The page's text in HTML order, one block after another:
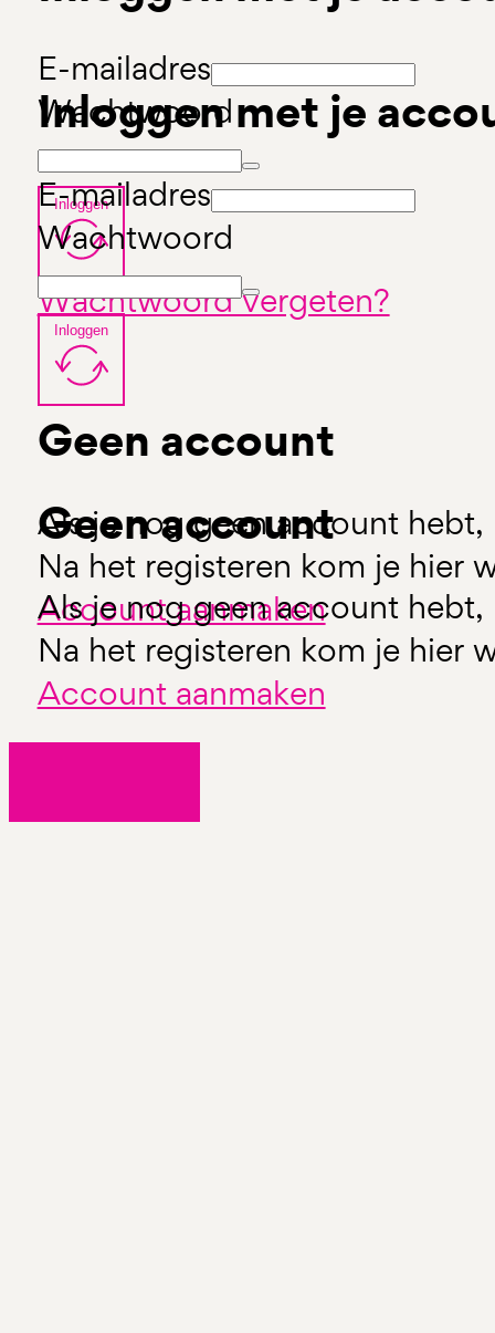
E-mailadres
Wachtwoord
Inloggen
Wachtwoord vergeten?
Geen account
Als je nog geen account hebt,
Na het registeren kom je hier
Account aanmaken
Inloggen met je
E-mailadres
Wachtwoord
Inloggen
Geen account
Als je nog geen account hebt,
Na het registeren kom je hier
Account aanmaken